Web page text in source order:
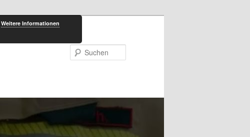
Weitere Informationen